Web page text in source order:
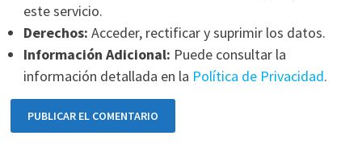
este servicio.
Derechos: Acceder, rectificar y suprimir los datos.
Información Adicional: Puede consultar la
información detallada en la Política de Privacidad.